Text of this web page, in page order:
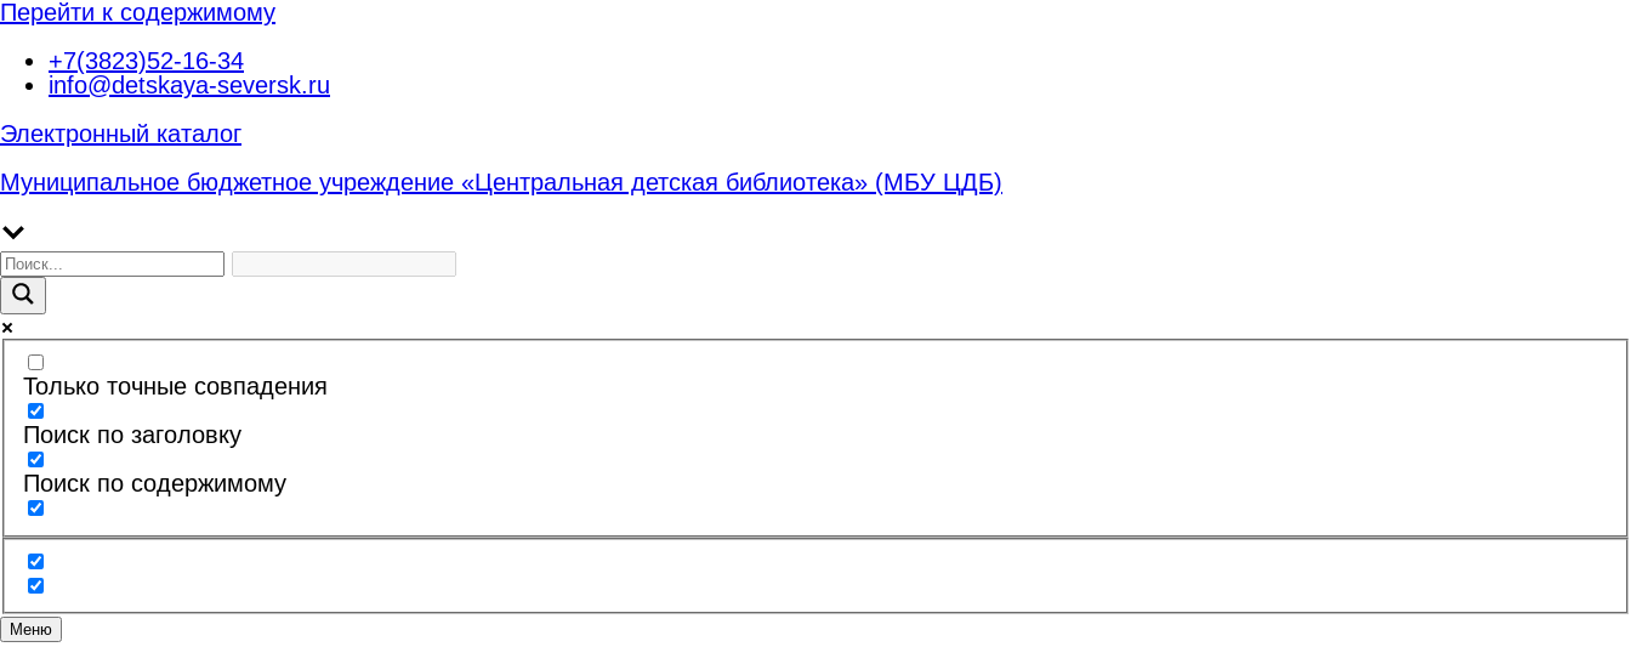
Перейти к содержимому
+7(3823)52-16-34
info@detskaya-seversk.ru
Электронный каталог
Муниципальное бюджетное учреждение «Центральная детская библиотека» (МБУ ЦДБ)
Только точные совпадения
Поиск по заголовку
Поиск по содержимому
Меню